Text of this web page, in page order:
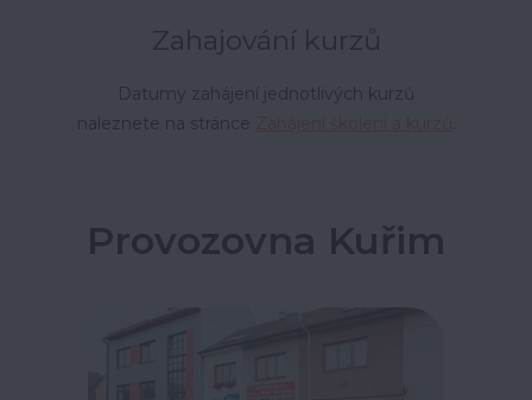
Zahajování kurzů
Datumy zahájení jednotlivých kurzů
naleznete na stránce
Provozovna Kuřim